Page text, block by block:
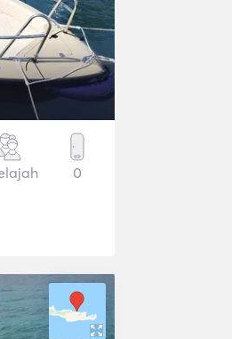
0